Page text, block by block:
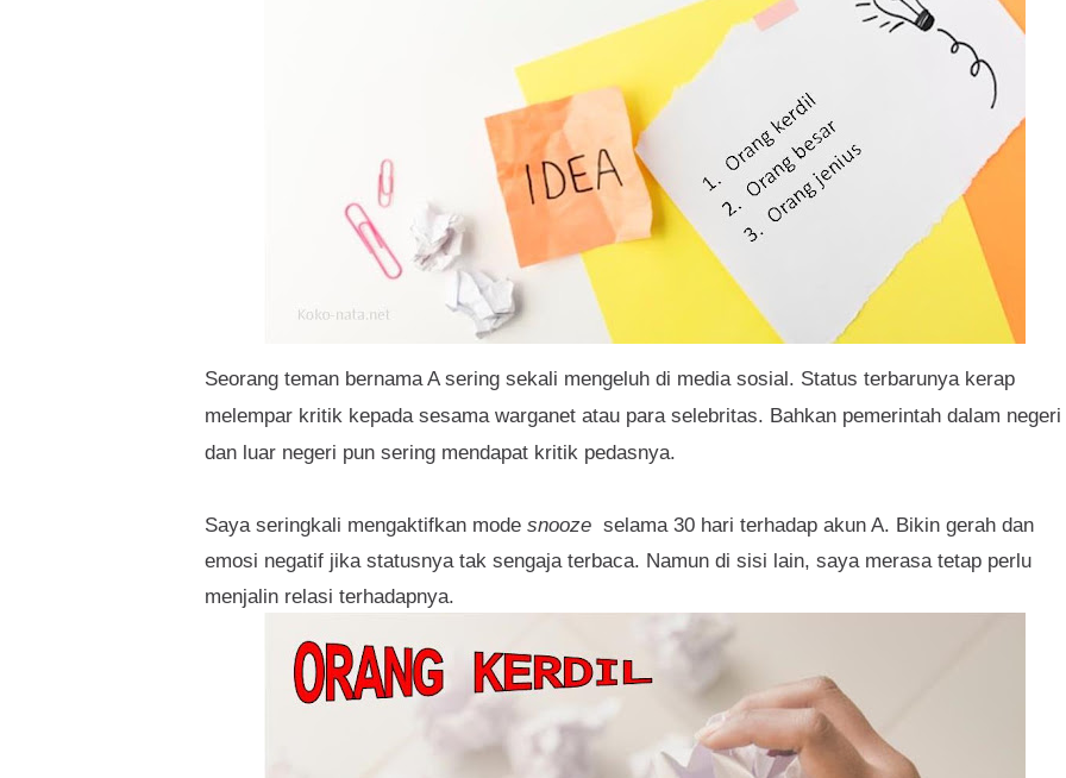
Seorang teman bernama A sering sekali mengeluh di media sosial. Status terbarunya kerap
melempar kritik kepada sesama warganet atau para selebritas. Bahkan pemerintah dalam negeri
dan luar negeri pun sering mendapat kritik pedasnya.
Saya seringkali mengaktifkan mode snooze selama 30 hari terhadap akun A. Bikin gerah dan
emosi negatif jika statusnya tak sengaja terbaca. Namun di sisi lain, saya merasa tetap perlu
menjalin relasi terhadapnya.